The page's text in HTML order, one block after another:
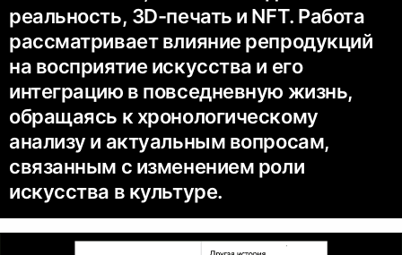
реальность, 3D-печать и NFT. Работа
рассматривает влияние репродукций
на восприятие искусства и его
интеграцию в повседневную жизнь,
обращаясь к хронологическому
анализу и актуальным вопросам,
связанным с изменением роли
искусства в культуре.